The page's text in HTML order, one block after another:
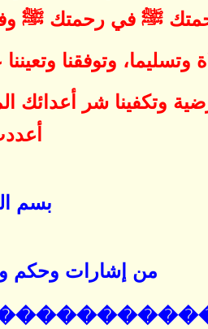
ﷺ في رحمتك ﷺ وفي
وتوفقنا
وتكفينا شر أعدائك
بسم
من إشارات وحكم